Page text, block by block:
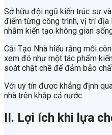
Sở hữu đội ngũ kiến trúc sư
điểm từng công trình, vị trí địa
nhằm kiến tạo không gian
Cải Tạo Nhà hiểu rằng mỗi
xem đó như một tác phẩm
soát chặt chẽ để đảm bảo
Với uy tín được khẳng định
nhà trên khắp cả nước.
II. Lợi ích khi lựa